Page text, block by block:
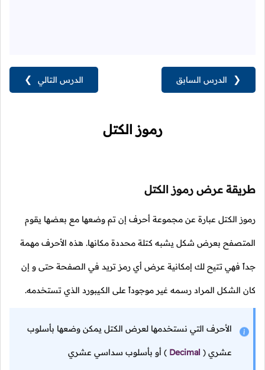
الدرس التالي ❯ ❮ الدرس السابق
رموز الكتل
طريقة عرض رموز الكتل
رموز الكتل عبارة عن مجموعة أحرف إن تم وضعها مع بعضها يقوم
المتصفح بعرض شكل يشبه كتلة محددة مكانها. هذه الأحرف مهمة
جداً فهي تتيح لك إمكانية عرض أي رمز تريد في الصفحة حتى و إن
كان الشكل المراد رسمه غير موجوداً على الكيبورد الذي تستخدمه.
الأحرف التي نستخدمها لعرض الكتل يمكن وضعها بأسلوب
عشري (
Decimal
) أو بأسلوب سداسي عشري